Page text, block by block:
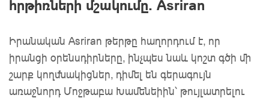
հրթիռների մշակումը. Asriran
Իրանական Asriran թերթը հաղորդում է, որ
իրանցի օրենսդիրները, ինչպես նաև կոշտ գծի մի
շարք կողմնակիցներ, դիմել են գերագույն
առաջնորդ Մոջթաբա Խամենեիին՝ թույլատրելու